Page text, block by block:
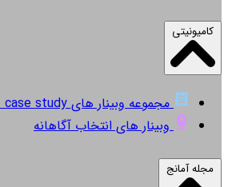
کامیونیتی
مجموعه وبینار های case study دیزاین
وبینار های انتخاب آگاهانه
مجله آمانج